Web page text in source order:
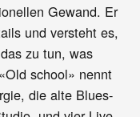
Gewand. Er
und versteht es,
zu tun, was
school» nennt
die alte Blues-